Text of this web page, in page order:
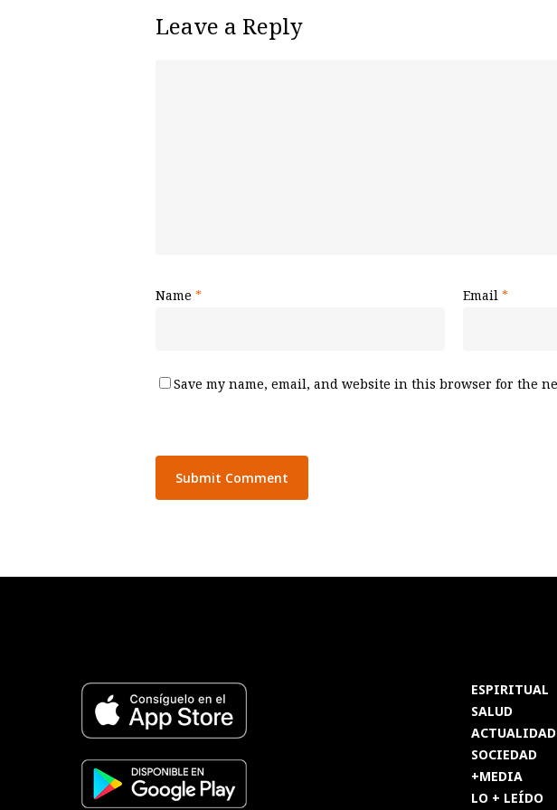
Leave a Reply
Name * Email *
Save my name, email, and website in this browser for the
ESPIRITUAL
SALUD
SOCIEDAD
+MEDIA
LO + LEÍDO